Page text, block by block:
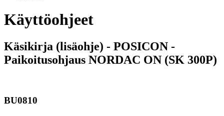
Käyttöohjeet
Käsikirja (lisäohje) - POSICON -
Paikoitusohjaus NORDAC ON (SK 300P)
BU0810